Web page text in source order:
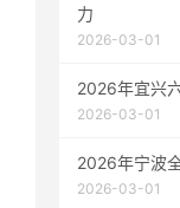
力
2026-03-01
2026年宜兴
2026-03-01
2026年宁波
2026-03-01